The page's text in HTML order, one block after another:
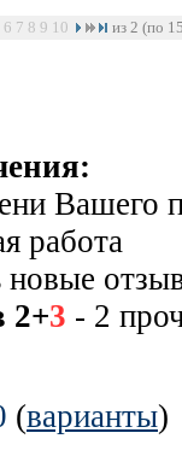
6 7 8 9 10 из 2 (по
Вашего
работа
новые
2+3 - 2
(варианты)